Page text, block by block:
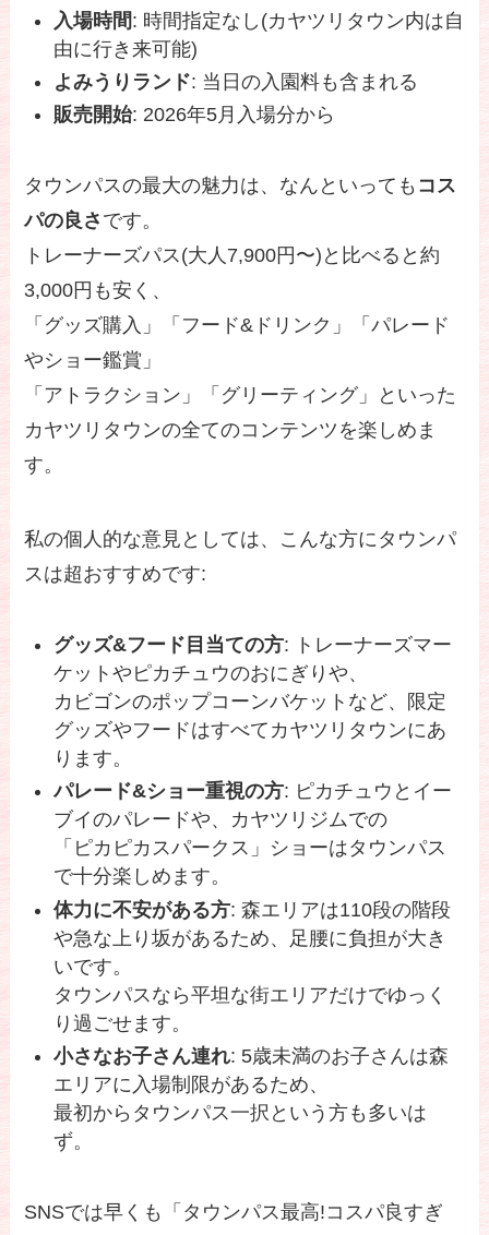
入場時間: 時間指定なし(カヤツリタウン内は自
由に行き来可能)
よみうりランド: 当日の入園料も含まれる
販売開始: 2026年5月入場分から
タウンパスの最大の魅力は、なんといっても コス
パの良さ です。
トレーナーズパス(大人7,900円〜)と比べると約
3,000円も安く、
「グッズ購入」「フード&ドリンク」「パレード
やショー鑑賞」
「アトラクション」「グリーティング」といった
カヤツリタウンの全てのコンテンツを楽しめま
す。
私の個人的な意見としては、こんな方にタウンパ
スは超おすすめです:
グッズ&フード目当ての方: トレーナーズマー
ケットやピカチュウのおにぎりや、
カビゴンのポップコーンバケットなど、限定
グッズやフードはすべてカヤツリタウンにあ
ります。
パレード&ショー重視の方: ピカチュウとイー
ブイのパレードや、カヤツリジムでの
「ピカピカスパークス」ショーはタウンパス
で十分楽しめます。
体力に不安がある方: 森エリアは110段の階段
や急な上り坂があるため、足腰に負担が大き
いです。
タウンパスなら平坦な街エリアだけでゆっく
り過ごせます。
小さなお子さん連れ: 5歳未満のお子さんは森
エリアに入場制限があるため、
最初からタウンパス一択という方も多いは
ず。
SNSでは早くも「タウンパス最高!コスパ良すぎ